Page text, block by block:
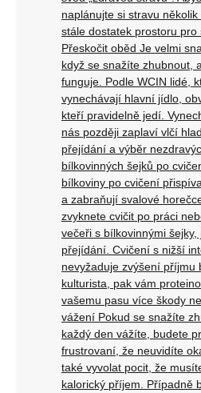
naplánujte si stravu
stále dostatek prostoru pro
Přeskočit oběd Je velmi
když se snažíte zhubnout,
funguje. Podle WCIN lidé,
vynechávají hlavní jídlo,
kteří pravidelně jedí.
nás později zaplaví vlčí
přejídání a výběr
bílkovinných šejků po
bílkoviny po cvičení
a zabraňují svalové
zvyknete cvičit po práci
večeři s bílkovinnými
přejídání. Cvičení s nižší
nevyžaduje zvýšení příjmu
kulturista, pak vám
vašemu pasu více škody
vážení Pokud se snažíte
každý den vážíte, budete
frustrovaní, že neuvidíte
také vyvolat pocit, že
kalorický příjem. Případně